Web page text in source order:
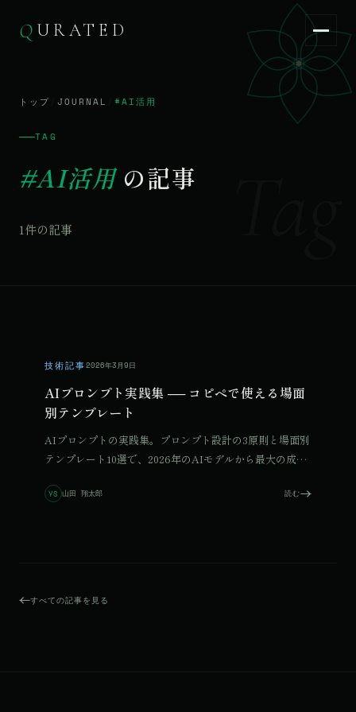
Q URATED
QURATED EN
トップ JOURNAL #AI活用
TAG
#AI活用の記事
1件の記事
技術記事2026年3月9日
AIプロンプト実践集 ── コピペで使える場面
別テンプレート
AIプロンプトの実践集。プロンプト設計の3原則と場面別
テンプレート10選で、2026年のAIモデルから最大の成果
YS 山田 翔太郎 読む
すべての記事を見る